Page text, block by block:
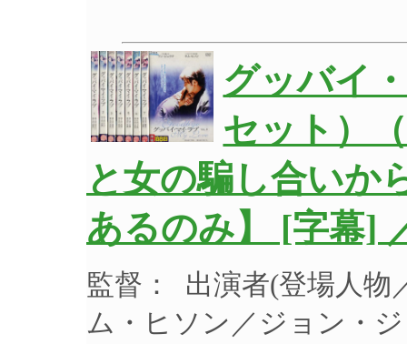
グッバイ
セット）
と女の騙し合いか
あるのみ】 [字幕]
監督： 出演者(登場人物
ム・ヒソン／ジョン・